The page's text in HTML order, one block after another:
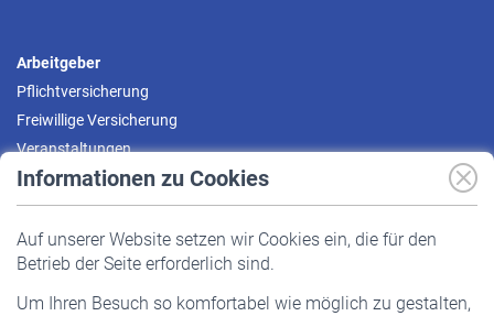
Informationen zu Cookies
Auf unserer Website setzen wir Cookies ein, die für den
Betrieb der Seite erforderlich sind.
Um Ihren Besuch so komfortabel wie möglich zu gestalten,
Arbeitgeber
Pflichtversicherung
Freiwillige Versicherung
Veranstaltungen
Pflichtversicherung
Staatliche Förderung